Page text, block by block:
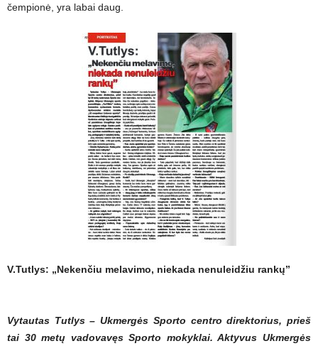
čempionė, yra labai daug.
V.Tutlys: „Nekenčiu melavimo, niekada nenuleidžiu rankų”
Vytautas Tutlys – Ukmergės Sporto centro direktorius, prieš
tai 30 metų vadovavęs Sporto mokyklai. Aktyvus Ukmergės